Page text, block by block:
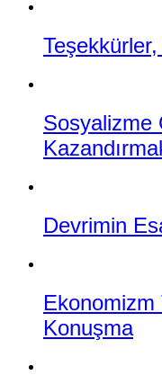
Sosyalizme
Devrimin
Ekonomizm
Konuşma